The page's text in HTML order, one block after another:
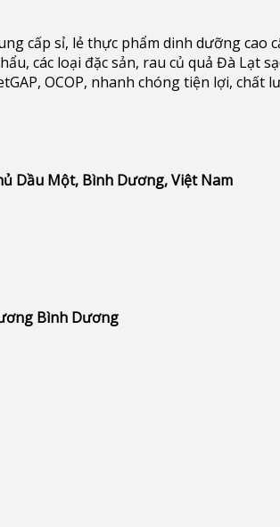
cấp sỉ, lẻ thực phẩm dinh dưỡng cao
các loại đặc sản, rau củ quả Đà Lạt
OCOP, nhanh chóng tiện lợi, chất
Dầu Một, Bình Dương, Việt Nam
Bình Dương